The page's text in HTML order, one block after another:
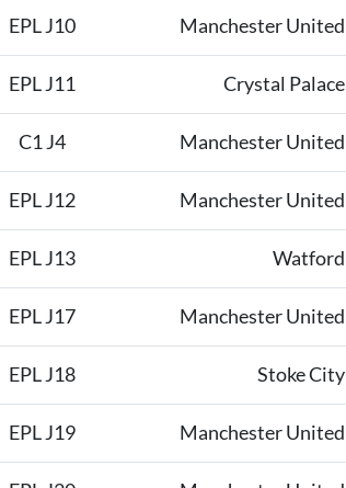
EPL J10 Manchester United
EPL J11 Crystal Palace
C1 J4 Manchester United
EPL J12 Manchester United
EPL J13 Watford
EPL J17 Manchester United
EPL J18 Stoke City
EPL J19 Manchester United